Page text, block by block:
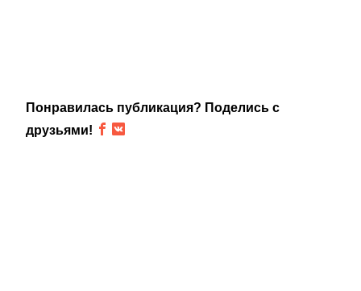
Понравилась публикация? Поделись с
друзьями!